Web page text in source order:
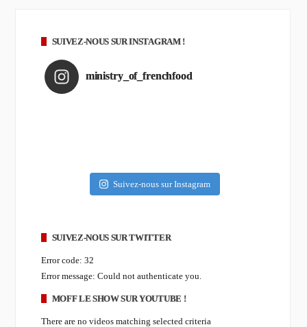
SUIVEZ-NOUS SUR INSTAGRAM !
ministry_of_frenchfood
Suivez-nous sur Instagram
SUIVEZ-NOUS SUR TWITTER
Error code: 32
Error message: Could not authenticate you.
MOFF LE SHOW SUR YOUTUBE !
There are no videos matching selected criteria